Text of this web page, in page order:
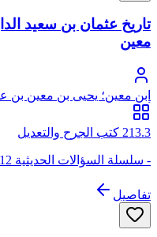
تاريخ عثمان بن سعيد
معين
ابن معين؛ يحيى بن معين بن
أبو زكريا
213.3 كتب الجرح والتعديل
- سلسلة السؤالات الحديثية 12
تفاصيل